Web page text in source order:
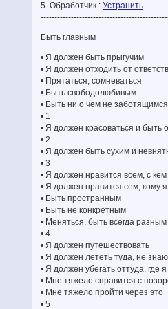
5. Обработчик :Устранить
Быть главным
• Я должен быть прыгучим
• Я должен отходить от
• Прятаться, сомневаться
• Быть свободолюбивым
• Быть ни о чем не заботящимся
• 1
• Я должен красоваться и быть
• 2
• Я должен быть сухим и
• 3
• Я должен нравится всем, с
• Я должен нравится сем,
• Быть пространным
• Быть не конкретным
• Меняться, быть всегда разным
• 4
• Я должен путешествовать
• Я должен лететь туда, не
• Я должен убегать оттуда, где я
• Мне тяжело справится с
• Мне тяжело пройти через это
• 5